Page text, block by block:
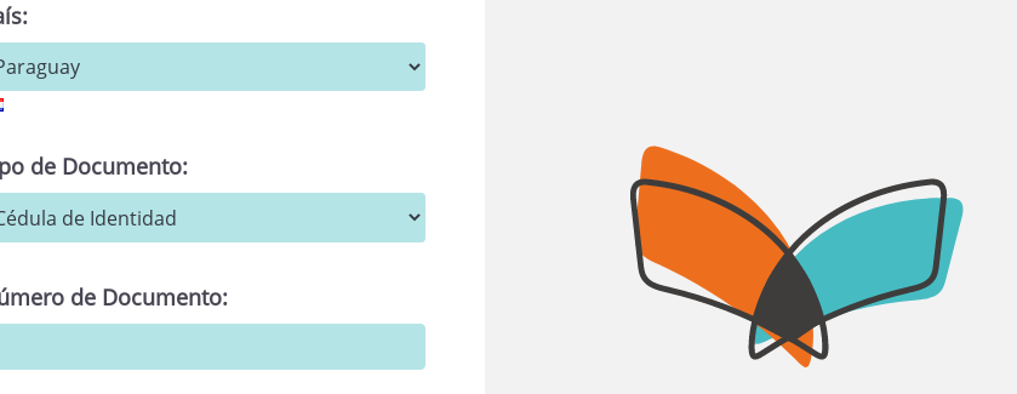
de Documento:
de Documento: